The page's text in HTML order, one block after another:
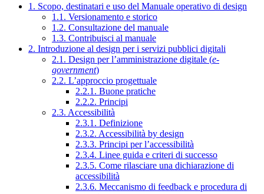
1. Scopo, destinatari e uso del Manuale operativo di design
1.1. Versionamento e storico
1.2. Consultazione del manuale
1.3. Contribuisci al manuale
2. Introduzione al design per i servizi pubblici digitali
2.1. Design per l’amministrazione digitale (e-
government)
2.2. L’approccio progettuale
2.2.1. Buone pratiche
2.2.2. Principi
2.3. Accessibilità
2.3.1. Definizione
2.3.2. Accessibilità by design
2.3.3. Principi per l’accessibilità
2.3.4. Linee guida e criteri di successo
2.3.5. Come rilasciare una dichiarazione di
accessibilità
2.3.6. Meccanismo di feedback e procedura di